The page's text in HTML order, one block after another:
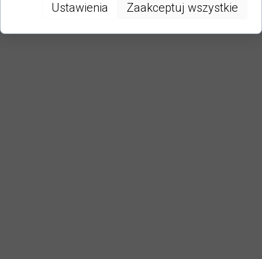
Ustawienia Zaakceptuj wszystkie